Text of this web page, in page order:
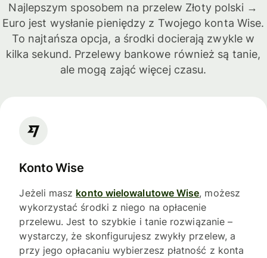
Najlepszym sposobem na przelew Złoty polski →
Euro jest wysłanie pieniędzy z Twojego konta Wise.
To najtańsza opcja, a środki docierają zwykle w
kilka sekund. Przelewy bankowe również są tanie,
ale mogą zająć więcej czasu.
Konto Wise
Jeżeli masz konto wielowalutowe Wise, możesz
wykorzystać środki z niego na opłacenie
przelewu. Jest to szybkie i tanie rozwiązanie –
wystarczy, że skonfigurujesz zwykły przelew, a
przy jego opłacaniu wybierzesz płatność z konta